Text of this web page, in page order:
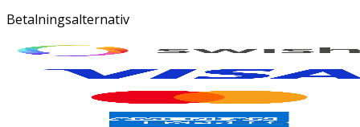
Betalningsalternativ